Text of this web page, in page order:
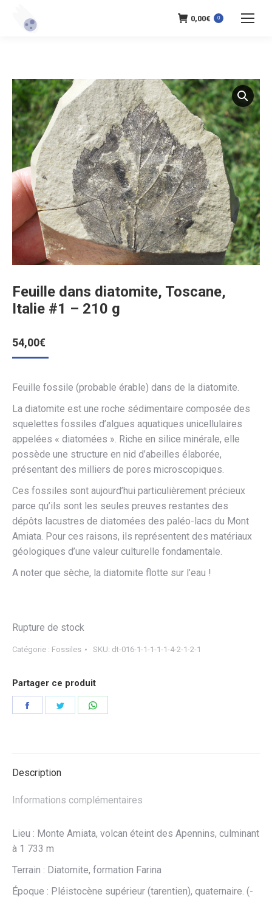
0,00€ 0
Feuille dans diatomite, Toscane,
Italie #1 – 210 g
54,00€
Feuille fossile (probable érable) dans de la diatomite.
La diatomite est une roche sédimentaire composée des
squelettes fossiles d’algues aquatiques unicellulaires
appelées « diatomées ». Riche en silice minérale, elle
possède une structure en nid d’abeilles élaborée,
présentant des milliers de pores microscopiques.
Ces fossiles sont aujourd’hui particulièrement précieux
parce qu’ils sont les seules preuves restantes des
dépôts lacustres de diatomées des paléo-lacs du Mont
Amiata. Pour ces raisons, ils représentent des matériaux
géologiques d’une valeur culturelle fondamentale.
A noter que sèche, la diatomite flotte sur l’eau !
Rupture de stock
Catégorie : Fossiles SKU: dt-016-1-1-1-1-1-4-2-1-2-1
Partager ce produit
Partager Partager
Description
Informations complémentaires
Lieu : Monte Amiata, volcan éteint des Apennins, culminant
à 1 733 m
Terrain : Diatomite, formation Farina
Époque : Pléistocène supérieur (tarentien), quaternaire. (-